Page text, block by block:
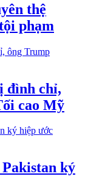
thệ
phạm
đình chỉ,
cao Mỹ
ký